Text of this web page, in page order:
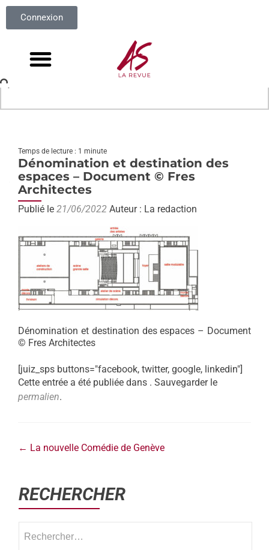
Connexion
Temps de lecture : 1 minute
Dénomination et destination des
espaces – Document © Fres
Architectes
Publié le 21/06/2022 Auteur : La redaction
Dénomination et destination des espaces – Document
© Fres Architectes
[juiz_sps buttons="facebook, twitter, google, linkedin"]
Cette entrée a été publiée dans . Sauvegarder le
permalien.
← La nouvelle Comédie de Genève
RECHERCHER